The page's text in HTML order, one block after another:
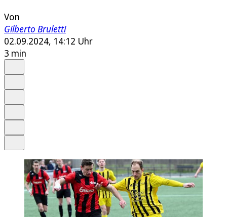
Von
Gilberto Bruletti
02.09.2024, 14:12 Uhr
3 min